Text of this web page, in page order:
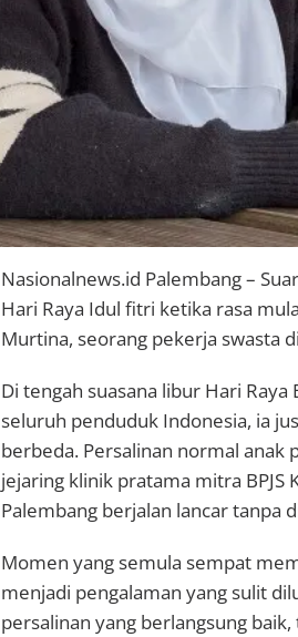
Nasionalnews.id Palembang –
Hari Raya Idul fitri ketika rasa
Murtina, seorang pekerja swasta
Di tengah suasana libur Hari
seluruh penduduk Indonesia, ia
berbeda. Persalinan normal anak
jejaring klinik pratama mitra BPJS
Palembang berjalan lancar tanpa
Momen yang semula sempat
menjadi pengalaman yang sulit
persalinan yang berlangsung